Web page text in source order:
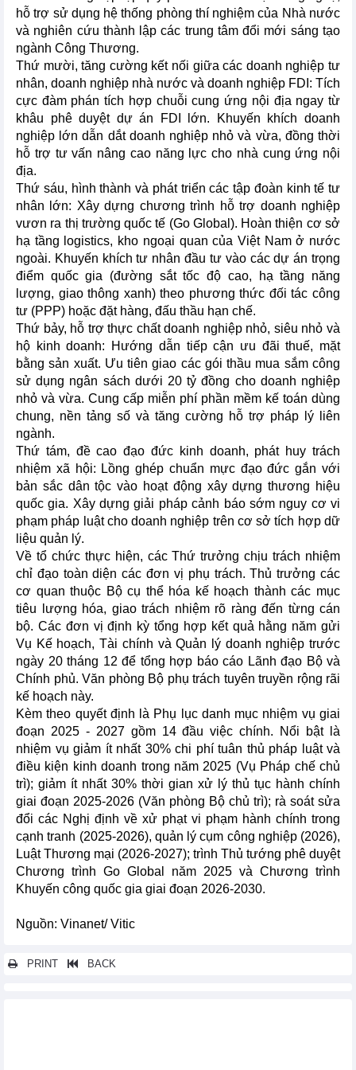
hỗ trợ sử dụng hệ thống phòng thí nghiệm của Nhà nước
và nghiên cứu thành lập các trung tâm đổi mới sáng tạo
ngành Công Thương.
Thứ mười, tăng cường kết nối giữa các doanh nghiệp tư
nhân, doanh nghiệp nhà nước và doanh nghiệp FDI: Tích
cực đàm phán tích hợp chuỗi cung ứng nội địa ngay từ
khâu phê duyệt dự án FDI lớn. Khuyến khích doanh
nghiệp lớn dẫn dắt doanh nghiệp nhỏ và vừa, đồng thời
hỗ trợ tư vấn nâng cao năng lực cho nhà cung ứng nội
địa.
Thứ sáu, hình thành và phát triển các tập đoàn kinh tế tư
nhân lớn: Xây dựng chương trình hỗ trợ doanh nghiệp
vươn ra thị trường quốc tế (Go Global). Hoàn thiện cơ sở
hạ tầng logistics, kho ngoại quan của Việt Nam ở nước
ngoài. Khuyến khích tư nhân đầu tư vào các dự án trọng
điểm quốc gia (đường sắt tốc độ cao, hạ tầng năng
lượng, giao thông xanh) theo phương thức đối tác công
tư (PPP) hoặc đặt hàng, đấu thầu hạn chế.
Thứ bảy, hỗ trợ thực chất doanh nghiệp nhỏ, siêu nhỏ và
hộ kinh doanh: Hướng dẫn tiếp cận ưu đãi thuế, mặt
bằng sản xuất. Ưu tiên giao các gói thầu mua sắm công
sử dụng ngân sách dưới 20 tỷ đồng cho doanh nghiệp
nhỏ và vừa. Cung cấp miễn phí phần mềm kế toán dùng
chung, nền tảng số và tăng cường hỗ trợ pháp lý liên
ngành.
Thứ tám, đề cao đạo đức kinh doanh, phát huy trách
nhiệm xã hội: Lồng ghép chuẩn mực đạo đức gắn với
bản sắc dân tộc vào hoạt động xây dựng thương hiệu
quốc gia. Xây dựng giải pháp cảnh báo sớm nguy cơ vi
phạm pháp luật cho doanh nghiệp trên cơ sở tích hợp dữ
liệu quản lý.
Về tổ chức thực hiện, các Thứ trưởng chịu trách nhiệm
chỉ đạo toàn diện các đơn vị phụ trách. Thủ trưởng các
cơ quan thuộc Bộ cụ thể hóa kế hoạch thành các mục
tiêu lượng hóa, giao trách nhiệm rõ ràng đến từng cán
bộ. Các đơn vị định kỳ tổng hợp kết quả hằng năm gửi
Vụ Kế hoạch, Tài chính và Quản lý doanh nghiệp trước
ngày 20 tháng 12 để tổng hợp báo cáo Lãnh đạo Bộ và
Chính phủ. Văn phòng Bộ phụ trách tuyên truyền rộng rãi
kế hoạch này.
Kèm theo quyết định là Phụ lục danh mục nhiệm vụ giai
đoạn 2025 - 2027 gồm 14 đầu việc chính. Nổi bật là
nhiệm vụ giảm ít nhất 30% chi phí tuân thủ pháp luật và
điều kiện kinh doanh trong năm 2025 (Vụ Pháp chế chủ
trì); giảm ít nhất 30% thời gian xử lý thủ tục hành chính
giai đoạn 2025-2026 (Văn phòng Bộ chủ trì); rà soát sửa
đổi các Nghị định về xử phạt vi phạm hành chính trong
cạnh tranh (2025-2026), quản lý cụm công nghiệp (2026),
Luật Thương mại (2026-2027); trình Thủ tướng phê duyệt
Chương trình Go Global năm 2025 và Chương trình
Khuyến công quốc gia giai đoạn 2026-2030.
Nguồn: Vinanet/ Vitic
PRINT BACK